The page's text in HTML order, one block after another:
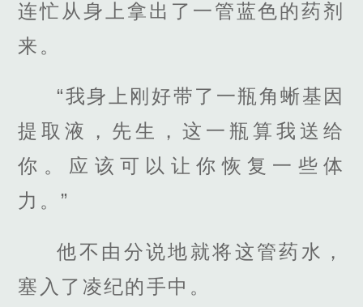
连忙从身上拿出了一管蓝色的药剂
来。
“我身上刚好带了一瓶角蜥基因
提取液，先生，这一瓶算我送给
你。应该可以让你恢复一些体
力。”
他不由分说地就将这管药水，
塞入了凌纪的手中。